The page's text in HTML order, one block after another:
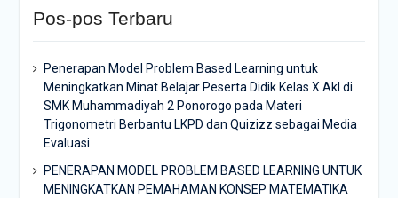
Pos-pos Terbaru
Penerapan Model Problem Based Learning untuk
Meningkatkan Minat Belajar Peserta Didik Kelas X Akl di
SMK Muhammadiyah 2 Ponorogo pada Materi
Trigonometri Berbantu LKPD dan Quizizz sebagai Media
Evaluasi
PENERAPAN MODEL PROBLEM BASED LEARNING UNTUK
MENINGKATKAN PEMAHAMAN KONSEP MATEMATIKA